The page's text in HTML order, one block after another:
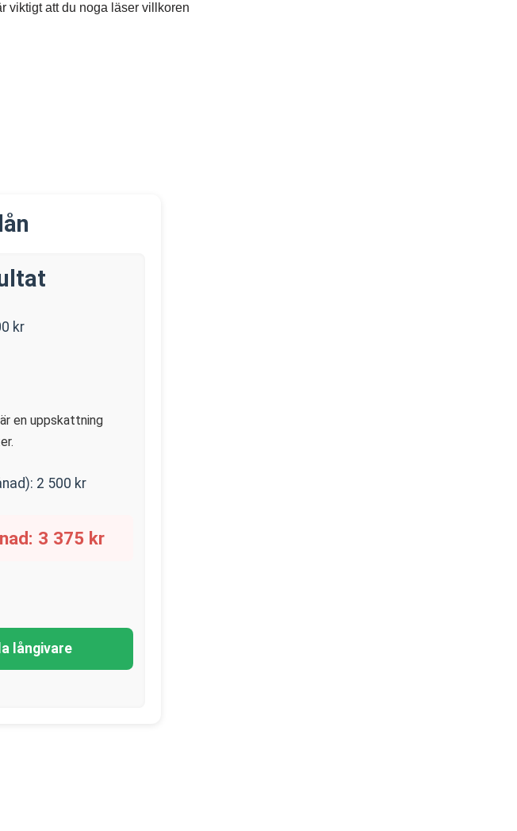
viktigt att du noga läser villkoren
kr
en uppskattning
2 500 kr
3 375 kr
långivare